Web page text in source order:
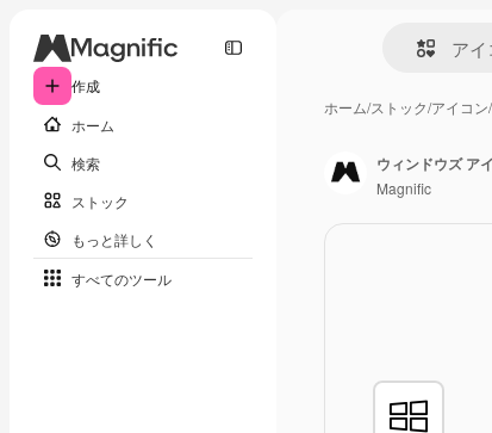
作成
ホーム
検索
ストック
もっと詳しく
すべてのツール
ホーム/ストック/アイコン/
ウィンドウズ ア
Magnific